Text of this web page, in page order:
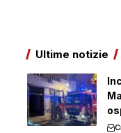
Ultime notizie